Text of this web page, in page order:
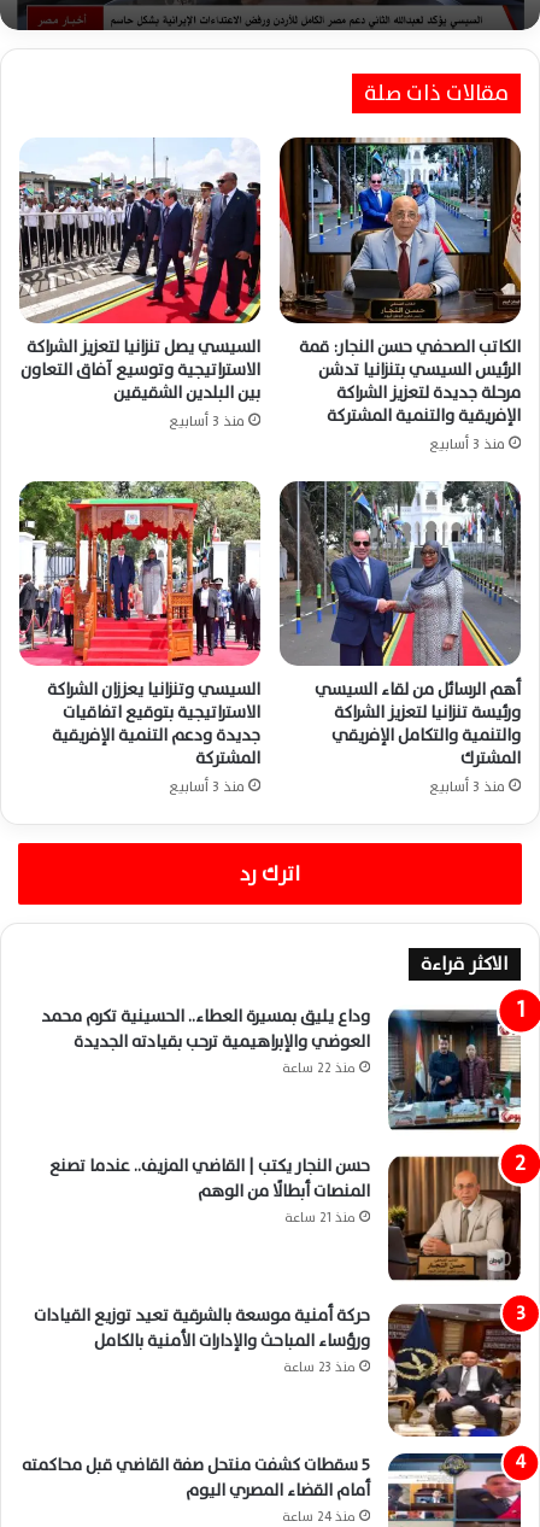
مقالات ذات صلة
الكاتب الصحفي حسن النجار: قمة
الرئيس السيسي بتنزانيا تدشن
مرحلة جديدة لتعزيز الشراكة
الإفريقية والتنمية المشتركة
منذ 3 أسابيع
السيسي يصل تنزانيا لتعزيز الشراكة
الاستراتيجية وتوسيع آفاق التعاون
بين البلدين الشقيقين
منذ 3 أسابيع
أهم الرسائل من لقاء السيسي
ورئيسة تنزانيا لتعزيز الشراكة
والتنمية والتكامل الإفريقي
المشترك
منذ 3 أسابيع
السيسي وتنزانيا يعززان الشراكة
الاستراتيجية بتوقيع اتفاقيات
جديدة ودعم التنمية الإفريقية
المشتركة
منذ 3 أسابيع
اترك رد
الاكثر قراءة
وداع يليق بمسيرة العطاء.. الحسينية تكرم محمد
العوضي والإبراهيمية ترحب بقيادته الجديدة
منذ 22 ساعة
حسن النجار يكتب | القاضي المزيف.. عندما تصنع
المنصات أبطالًا من الوهم
منذ 21 ساعة
حركة أمنية موسعة بالشرقية تعيد توزيع القيادات
ورؤساء المباحث والإدارات الأمنية بالكامل
منذ 23 ساعة
5 سقطات كشفت منتحل صفة القاضي قبل محاكمته
أمام القضاء المصري اليوم
منذ 24 ساعة